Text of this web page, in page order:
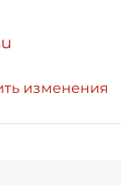
изменения